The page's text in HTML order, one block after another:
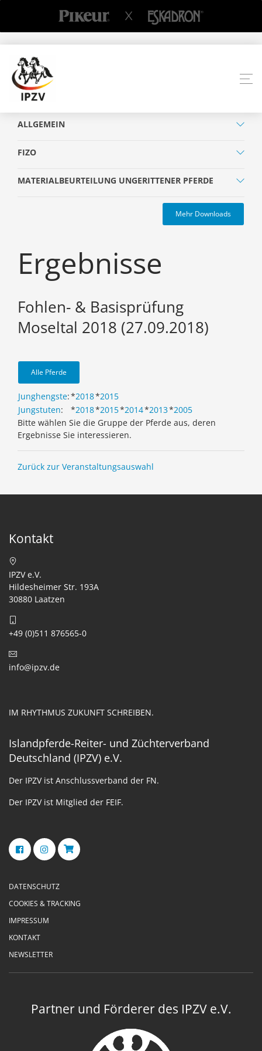
ALLGEMEIN
FIZO
MATERIALBEURTEILUNG UNGERITTENER PFERDE
Mehr Downloads
Ergebnisse
Fohlen- & Basisprüfung
Moseltal 2018 (27.09.2018)
Alle Pferde
Junghengste:*2018*2015
Jungstuten: *2018*2015*2014*2013*2005
Bitte wählen Sie die Gruppe der Pferde aus, deren
Ergebnisse Sie interessieren.
Zurück zur Veranstaltungsauswahl
Kontakt
IPZV e.V.
Hildesheimer Str. 193A
30880 Laatzen
+49 (0)511 876565-0
info@ipzv.de
IM RHYTHMUS ZUKUNFT SCHREIBEN.
Islandpferde-Reiter- und Züchterverband
Deutschland (IPZV) e.V.
Der IPZV ist Anschlussverband der FN.
Der IPZV ist Mitglied der FEIF.
DATENSCHUTZ
COOKIES & TRACKING
IMPRESSUM
KONTAKT
NEWSLETTER
Partner und Förderer des IPZV e.V.